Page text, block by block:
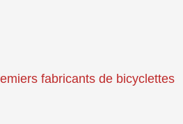
fabricants de bicyclettes